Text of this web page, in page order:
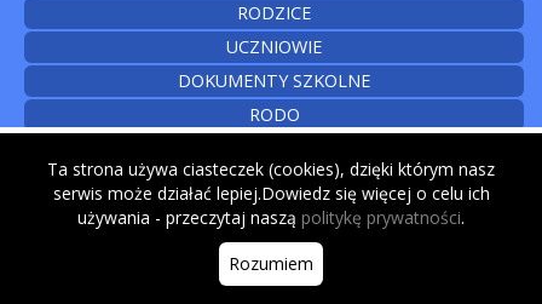
RODZICE
UCZNIOWIE
DOKUMENTY SZKOLNE
RODO
KONTAKT
© 2026
Ta strona używa ciasteczek (cookies), dzięki którym nasz
serwis może działać lepiej.Dowiedz się więcej o celu ich
używania - przeczytaj naszą politykę prywatności.
Rozumiem